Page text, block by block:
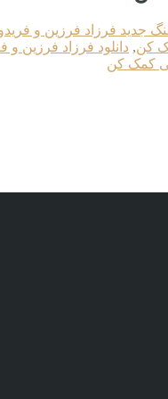
جدید فرزاد فرزین و
کن, دانلود فرزاد فرزین
کمک کن